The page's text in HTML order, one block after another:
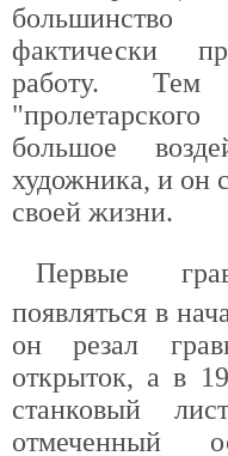
фактически
работу.
большое
художника, и он
своей жизни.
Первые
появляться в
он резал
открыток, а в
станковый
отмеченный